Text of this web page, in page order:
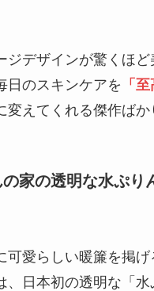
ジデザインが驚くほ
日のスキンケアを 「
変えてくれる傑作ばか
家の透明な水ぷり
可愛らしい暖簾を掲
、日本初の透明な「水